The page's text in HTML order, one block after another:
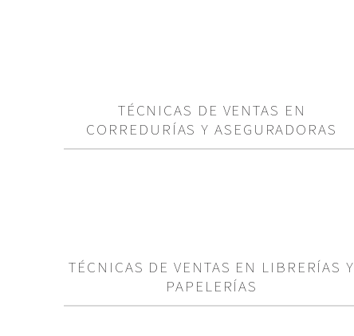
TÉCNICAS DE VENTAS EN
CORREDURÍAS Y ASEGURADORAS
TÉCNICAS DE VENTAS EN LIBRERÍAS Y
PAPELERÍAS